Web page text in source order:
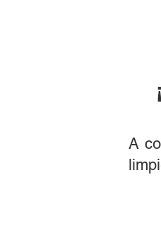
A